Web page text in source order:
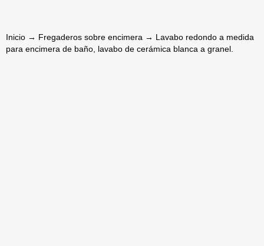
Inicio → Fregaderos sobre encimera → Lavabo redondo a medida
para encimera de baño, lavabo de cerámica blanca a granel.